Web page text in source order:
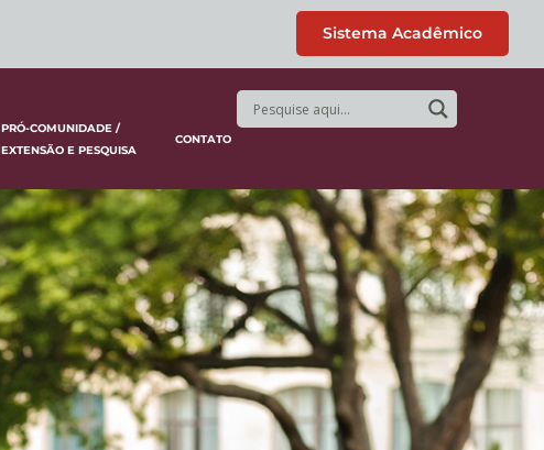
Sistema Acadêmico
PRÓ-COMUNIDADE /
EXTENSÃO E PESQUISA
CONTATO